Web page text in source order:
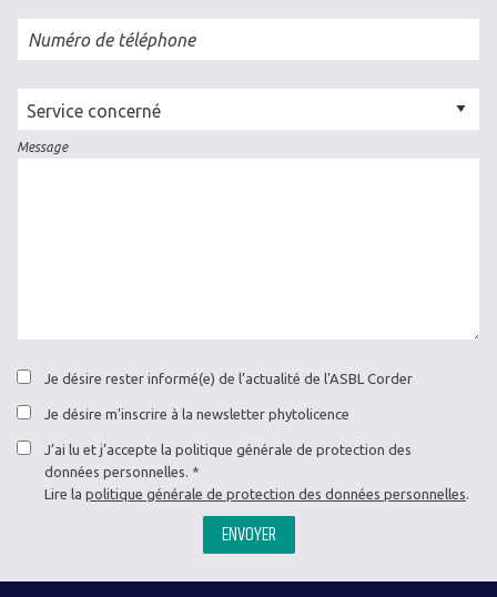
Numéro de téléphone
Cellule
concernée
Message
Je désire rester informé(e) de l’actualité de l'ASBL Corder
Je désire m'inscrire à la newsletter phytolicence
J’ai lu et j’accepte la politique générale de protection des
données personnelles.
Lire la politique générale de protection des données personnelles.
ENVOYER